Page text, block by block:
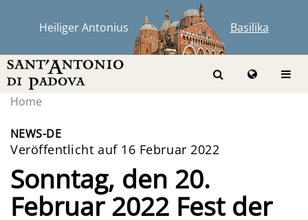
Heiliger Antonius Basilika
Home
NEWS-DE
Veröffentlicht auf 16 Februar 2022
Sonntag, den 20.
Februar 2022 Fest der